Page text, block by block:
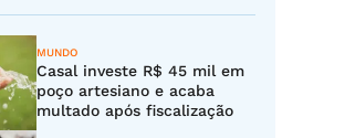
MUNDO
Casal investe R$ 45 mil em
poço artesiano e acaba
multado após fiscalização